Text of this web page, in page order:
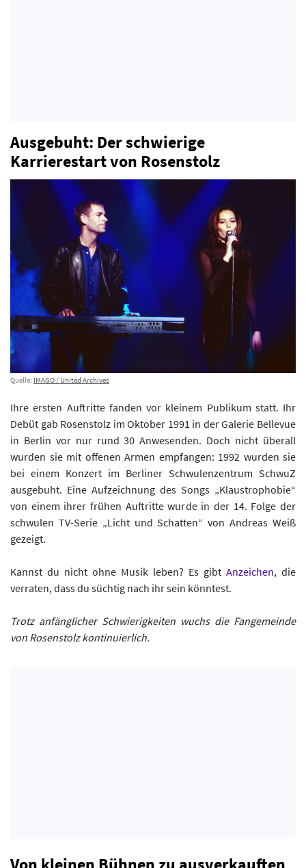
Ausgebuht: Der schwierige
Karrierestart von Rosenstolz
Quelle: IMAGO / United Archives
Ihre ersten Auftritte fanden vor kleinem Publikum statt. Ihr
Debüt gab Rosenstolz im Oktober 1991 in der Galerie Bellevue
in Berlin vor nur rund 30 Anwesenden. Doch nicht überall
wurden sie mit offenen Armen empfangen: 1992 wurden sie
bei einem Konzert im Berliner Schwulenzentrum SchwuZ
ausgebuht. Eine Aufzeichnung des Songs „Klaustrophobie“
von einem ihrer frühen Auftritte wurde in der 14. Folge der
schwulen TV-Serie „Licht und Schatten“ von Andreas Weiß
gezeigt.
Kannst du nicht ohne Musik leben? Es gibt Anzeichen, die
verraten, dass du süchtig nach ihr sein könntest.
Trotz anfänglicher Schwierigkeiten wuchs die Fangemeinde
von Rosenstolz kontinuierlich.